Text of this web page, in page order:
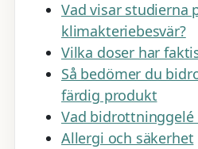
Vad visar studierna
klimakteriebesvär?
Vilka doser har
Så bedömer du
färdig produkt
Vad
Allergi och säkerhet